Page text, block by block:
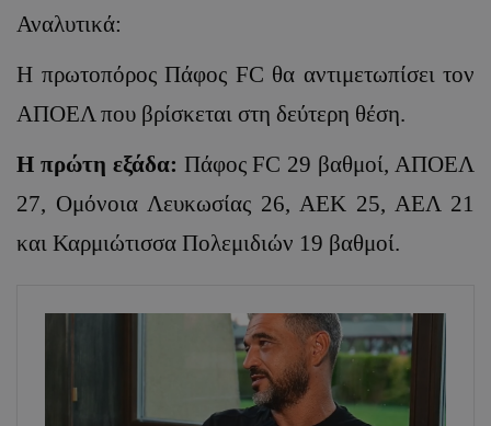
Αναλυτικά:
Η πρωτοπόρος Πάφος FC θα αντιμετωπίσει τον
ΑΠΟΕΛ που βρίσκεται στη δεύτερη θέση.
Η πρώτη εξάδα: Πάφος FC 29 βαθμοί, ΑΠΟΕΛ
27, Ομόνοια Λευκωσίας 26, ΑΕΚ 25, ΑΕΛ 21
και Καρμιώτισσα Πολεμιδιών 19 βαθμοί.